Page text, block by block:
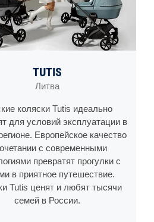
TUTIS
Литва
коляски Tutis идеально
для условий эксплуатации в
Европейское качество
с современными
превратят прогулки с
в приятное путешествие.
Tutis ценят и любят тысячи
семей в России.